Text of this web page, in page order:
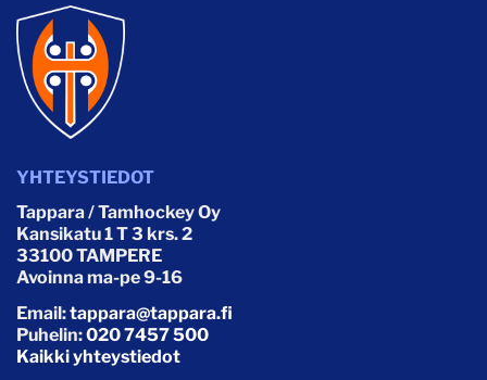
YHTEYSTIEDOT
Tappara / Tamhockey Oy
Kansikatu 1 T 3 krs. 2
33100 TAMPERE
Avoinna ma-pe 9-16
Email:tappara@tappara.fi
Puhelin:020 7457 500
Kaikki yhteystiedot